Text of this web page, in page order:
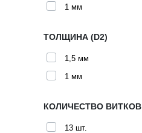
1 мм
ТОЛЩИНА (D2)
1,5 мм
1 мм
КОЛИЧЕСТВО ВИТКОВ
13 шт.